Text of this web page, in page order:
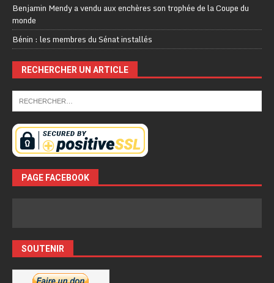
Benjamin Mendy a vendu aux enchères son trophée de la Coupe du
monde
Bénin : les membres du Sénat installés
RECHERCHER UN ARTICLE
PAGE FACEBOOK
SOUTENIR